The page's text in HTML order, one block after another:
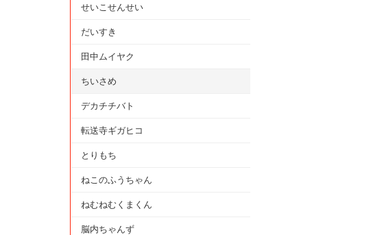
せいこせんせい
だいすき
田中ムイヤク
ちいさめ
デカチチバト
転送寺ギガヒコ
とりもち
ねこのふうちゃん
ねむねむくまくん
脳内ちゃんず